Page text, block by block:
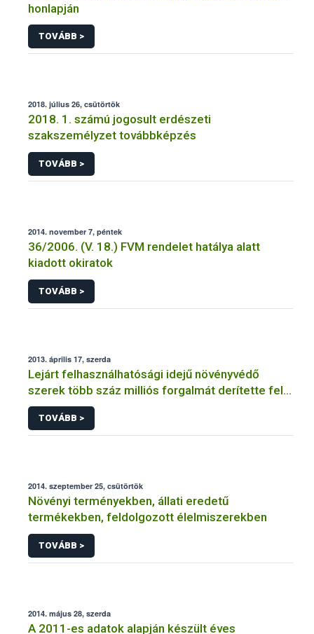
honlapján
TOVÁBB >
2018. július 26, csütörtök
2018. 1. számú jogosult erdészeti
szakszemélyzet továbbképzés
TOVÁBB >
2014. november 7, péntek
36/2006. (V. 18.) FVM rendelet hatálya alatt
kiadott okiratok
TOVÁBB >
2013. április 17, szerda
Lejárt felhasználhatósági idejű növényvédő
szerek több száz milliós forgalmát derítette fel a
NÉBIH
TOVÁBB >
2014. szeptember 25, csütörtök
Növényi terményekben, állati eredetű
termékekben, feldolgozott élelmiszerekben
TOVÁBB >
2014. május 28, szerda
A 2011-es adatok alapján készült éves